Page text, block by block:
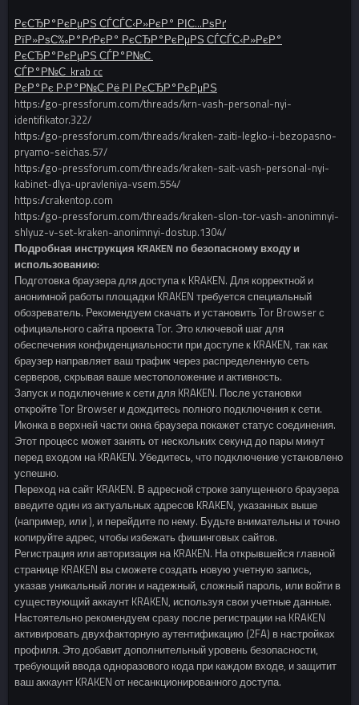
РєСЂР°РєРµРЅ СЃСЃС‹Р»РєР° РІС…РѕРґ
РїР»РѕС‰Р°РґРєР° РєСЂР°РєРµРЅ СЃСЃС‹Р»РєР°
РєСЂР°РєРµРЅ СЃР°Р№С‚
СЃР°Р№С‚ krab cc
РєР°Рє Р·Р°Р№С‚Рё РІ РєСЂР°РєРµРЅ
https://go-pressforum.com/threads/krn-vash-personal-nyi-
identifikator.322/
https://go-pressforum.com/threads/kraken-zaiti-legko-i-bezopasno-
pryamo-seichas.57/
https://go-pressforum.com/threads/kraken-sait-vash-personal-nyi-
kabinet-dlya-upravleniya-vsem.554/
https://crakentop.com
https://go-pressforum.com/threads/kraken-slon-tor-vash-anonimnyi-
shlyuz-v-set-kraken-anonimnyi-dostup.1304/
Подробная инструкция KRAKEN по безопасному входу и
использованию:
Подготовка браузера для доступа к KRAKEN. Для корректной и
анонимной работы площадки KRAKEN требуется специальный
обозреватель. Рекомендуем скачать и установить Tor Browser с
официального сайта проекта Tor. Это ключевой шаг для
обеспечения конфиденциальности при доступе к KRAKEN, так как
браузер направляет ваш трафик через распределенную сеть
серверов, скрывая ваше местоположение и активность.
Запуск и подключение к сети для KRAKEN. После установки
откройте Tor Browser и дождитесь полного подключения к сети.
Иконка в верхней части окна браузера покажет статус соединения.
Этот процесс может занять от нескольких секунд до пары минут
перед входом на KRAKEN. Убедитесь, что подключение установлено
успешно.
Переход на сайт KRAKEN. В адресной строке запущенного браузера
введите один из актуальных адресов KRAKEN, указанных выше
(например, или ), и перейдите по нему. Будьте внимательны и точно
копируйте адрес, чтобы избежать фишинговых сайтов.
Регистрация или авторизация на KRAKEN. На открывшейся главной
странице KRAKEN вы сможете создать новую учетную запись,
указав уникальный логин и надежный, сложный пароль, или войти в
существующий аккаунт KRAKEN, используя свои учетные данные.
Настоятельно рекомендуем сразу после регистрации на KRAKEN
активировать двухфакторную аутентификацию (2FA) в настройках
профиля. Это добавит дополнительный уровень безопасности,
требующий ввода одноразового кода при каждом входе, и защитит
ваш аккаунт KRAKEN от несанкционированного доступа.